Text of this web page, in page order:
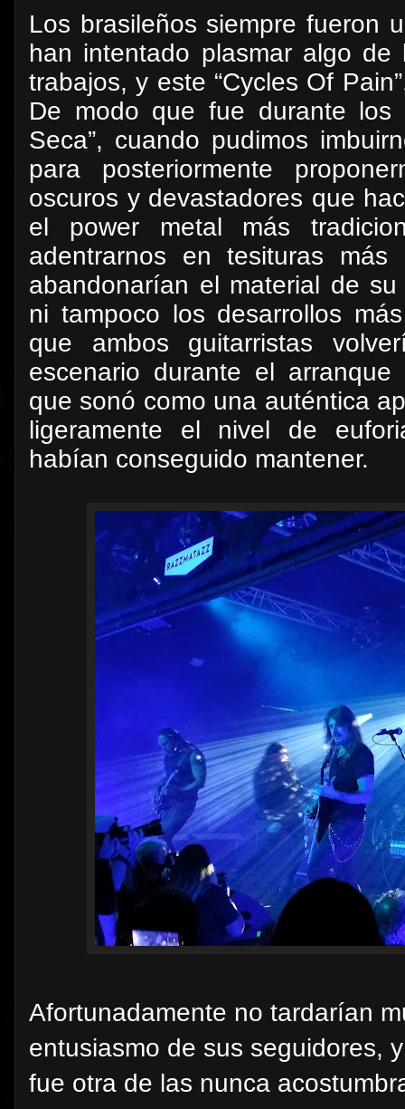
Los brasileños siempre fueron
han intentado plasmar algo
trabajos, y este “Cycles Of
De modo que fue durante los
Seca”, cuando pudimos
para posteriormente
oscuros y devastadores que
el power metal más
adentrarnos en tesituras
abandonarían el material de
ni tampoco los desarrollos
que ambos guitarristas
escenario durante el arranque
que sonó como una auténtica
ligeramente el nivel de
habían conseguido mantener.
Afortunadamente no tardarían
entusiasmo de sus seguidores,
fue otra de las nunca